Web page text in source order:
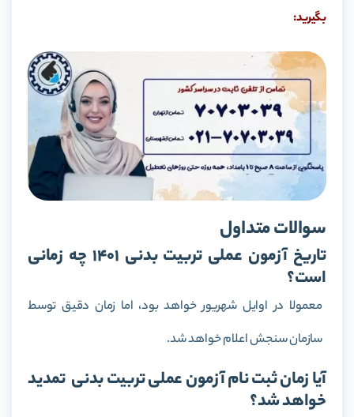
بگیرید:
سوالات متداول
تاریخ آزمون عملی تربیت بدنی 1401 چه زمانی
است؟
معمولا در اوایل شهریور خواهد بود، اما زمان دقیق توسط
سازمان سنجش اعلام خواهد شد.
آیا زمان ثبت نام آزمون عملی تربیت بدنی تمدید
خواهد شد؟